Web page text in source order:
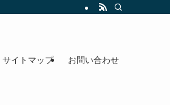
サイトマップ お問い合わせ